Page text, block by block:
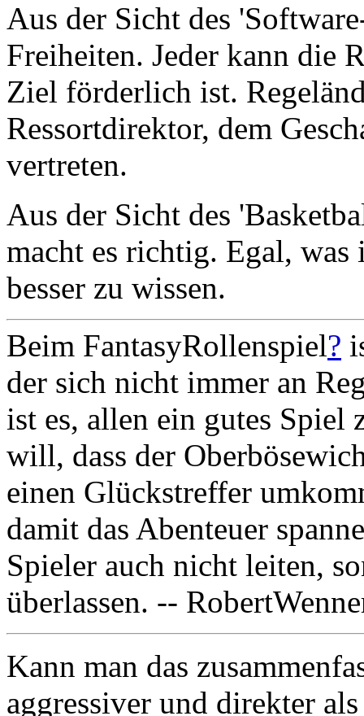
Aus der Sicht des
Freiheiten. Jeder kann die
Ziel förderlich ist.
Ressortdirektor, dem
vertreten.
Aus der Sicht des
macht es richtig. Egal, was
besser zu wissen.
Beim FantasyRollenspiel?
der sich nicht immer an
ist es, allen ein gutes Spiel
will, dass der
einen Glückstreffer
damit das Abenteuer
Spieler auch nicht leiten,
überlassen. --
Kann man das
aggressiver und direkter